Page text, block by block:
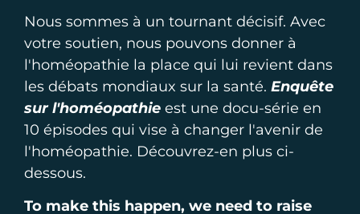
Nous sommes à un tournant décisif. Avec
votre soutien, nous pouvons donner à
l'homéopathie la place qui lui revient dans
les débats mondiaux sur la santé. Enquête
sur l'homéopathie est une docu-série en
10 épisodes qui vise à changer l'avenir de
l'homéopathie. Découvrez-en plus ci-
dessous.
To make this happen, we need to raise